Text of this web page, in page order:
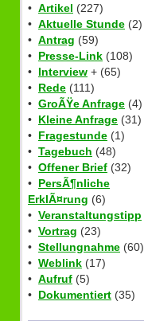
• Artikel (227)
• Aktuelle Stunde (2)
• Antrag (59)
• Presse-Link (108)
• Interview + (65)
• Rede (111)
• GroÃŸe Anfrage (4)
• Kleine Anfrage (31)
• Fragestunde (1)
• Tagebuch (48)
• Offener Brief (32)
• PersÃ¶nliche
ErklÃ¤rung (6)
• Veranstaltungstipp
• Vortrag (23)
• Stellungnahme (60)
• Weblink (17)
• Aufruf (5)
• Dokumentiert (35)